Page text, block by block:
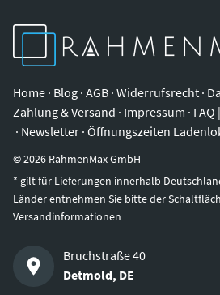
Home · Blog · AGB · Widerrufsrecht ·
Zahlung & Versand · Impressum ·
· Newsletter · Öffnungszeiten
©2026 RahmenMax GmbH
* gilt für Lieferungen innerhalb
Länder entnehmen Sie bitte der
Versandinformationen
Bruchstraße 40
Detmold, DE